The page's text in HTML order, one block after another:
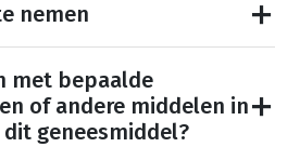
nemen
met bepaalde
of andere middelen in
geneesmiddel?